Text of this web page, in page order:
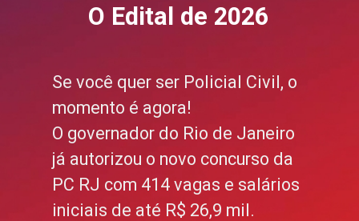
O Edital de 2026
Se você quer ser Policial Civil, o
momento é agora!
O governador do Rio de Janeiro
já autorizou o novo concurso da
PC RJ com 414 vagas e salários
iniciais de até R$ 26,9 mil.